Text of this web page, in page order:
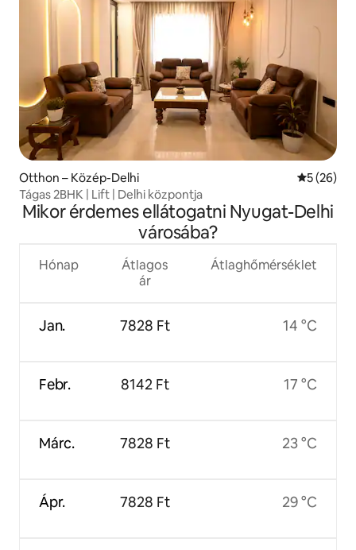
Otthon – Közép-Delhi Átlagos
5 (26)
Tágas 2BHK | Lift | Delhi központja
Mikor érdemes ellátogatni Nyugat-Delhi
városába?
Hónap
Jan.
Febr.
Márc.
Ápr.
Átlagos
ár
7828 Ft
8142 Ft
7828 Ft
7828 Ft
Átlaghőmérséklet
14 °C
17 °C
23 °C
29 °C